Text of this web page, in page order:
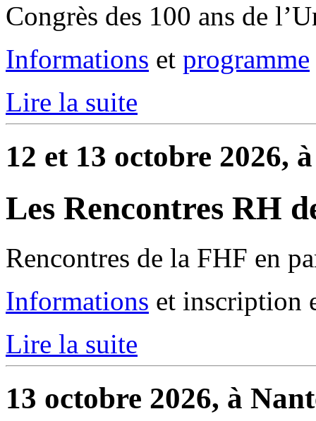
Congrès des 100 ans de
Informations et programme
Lire la suite
12 et 13 octobre 2026,
Les Rencontres RH
Rencontres de la FHF en
Informations et inscription
Lire la suite
13 octobre 2026, à